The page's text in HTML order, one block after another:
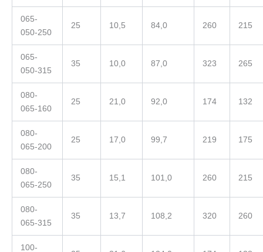
065-
050-250
25 10,5 84,0 260 215
065-
050-315
35 10,0 87,0 323 265
080-
065-160
25 21,0 92,0 174 132
080-
065-200
25 17,0 99,7 219 175
080-
065-250
35 15,1 101,0 260 215
080-
065-315
35 13,7 108,2 320 260
100-